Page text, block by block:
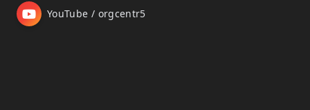
YouTube / orgcentr5